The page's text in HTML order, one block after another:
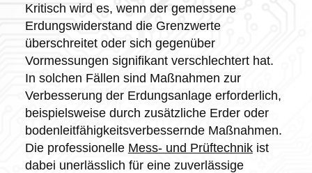
Kritisch wird es, wenn der gemessene
Erdungswiderstand die Grenzwerte
überschreitet oder sich gegenüber
Vormessungen signifikant verschlechtert hat.
In solchen Fällen sind Maßnahmen zur
Verbesserung der Erdungsanlage erforderlich,
beispielsweise durch zusätzliche Erder oder
bodenleitfähigkeitsverbessernde Maßnahmen.
Die professionelle Mess- und Prüftechnikist
dabei unerlässlich für eine zuverlässige